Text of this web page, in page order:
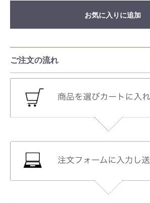
お気に入りに追加
ご注文の流れ